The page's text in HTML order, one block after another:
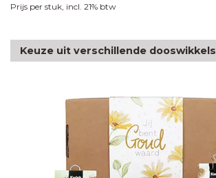
Prijs per stuk, incl. 21% btw
Keuze uit verschillende dooswikkels